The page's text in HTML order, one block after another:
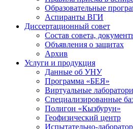
Образовательные
Аспиранты ВГИ
Диссертационный совет
Состав совета,
Объявления о защитах
Архив
Услуги и продукция
Данные об УНУ
Программа «БЕЯ»
Виртуальные
Специализированные
Полигон «Кызбурун»
Геофизический центр
Испытательно-